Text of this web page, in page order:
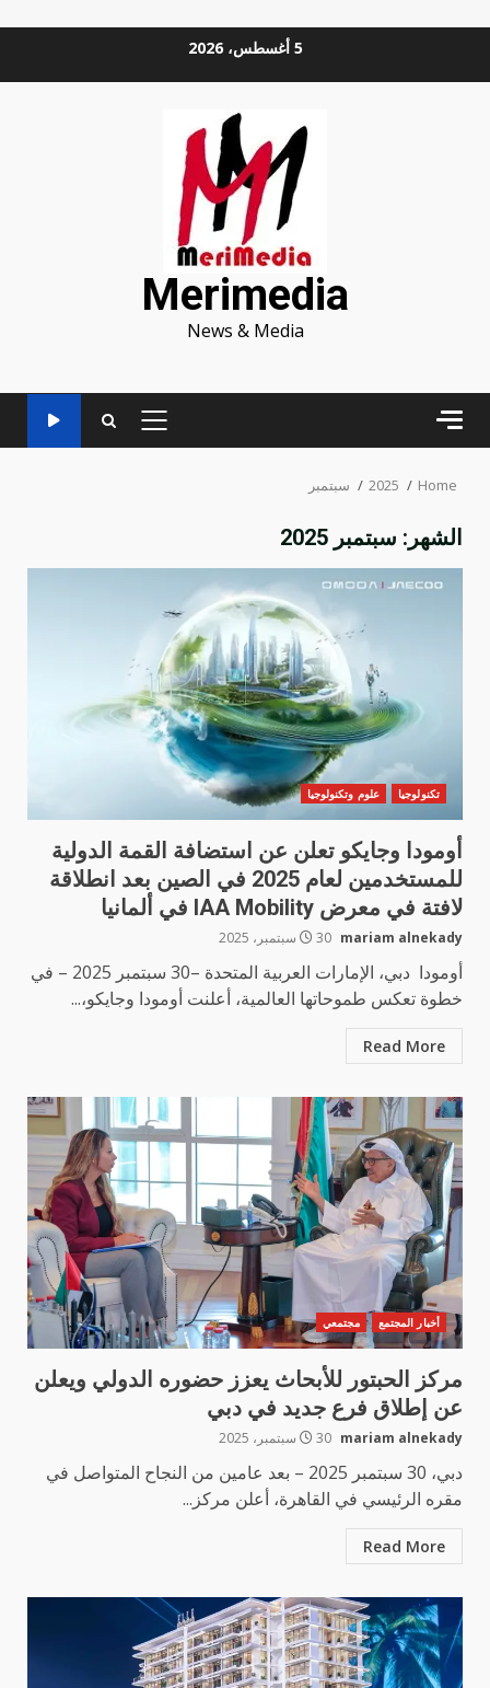
5 أغسطس، 2026
Merimedia
News & Media
PRIMARY
Home
2025 سبتمبر
الشهر: سبتمبر 2025
تكنولوجيا علوم وتكنولوجيا
أومودا وجايكو تعلن عن استضافة القمة الدولية
للمستخدمين لعام 2025 في الصين بعد انطلاقة
لافتة في معرض IAA Mobility في ألمانيا
mariam alnekady 30 سبتمبر، 2025
أومودا دبي، الإمارات العربية المتحدة –30 سبتمبر 2025 – في
خطوة تعكس طموحاتها العالمية، أعلنت أومودا وجايكو،...
Read More
أخبار المجتمع مجتمعي
مركز الحبتور للأبحاث يعزز حضوره الدولي ويعلن
عن إطلاق فرع جديد في دبي
mariam alnekady 30 سبتمبر، 2025
دبي، 30 سبتمبر 2025 – بعد عامين من النجاح المتواصل في
مقره الرئيسي في القاهرة، أعلن مركز...
Read More